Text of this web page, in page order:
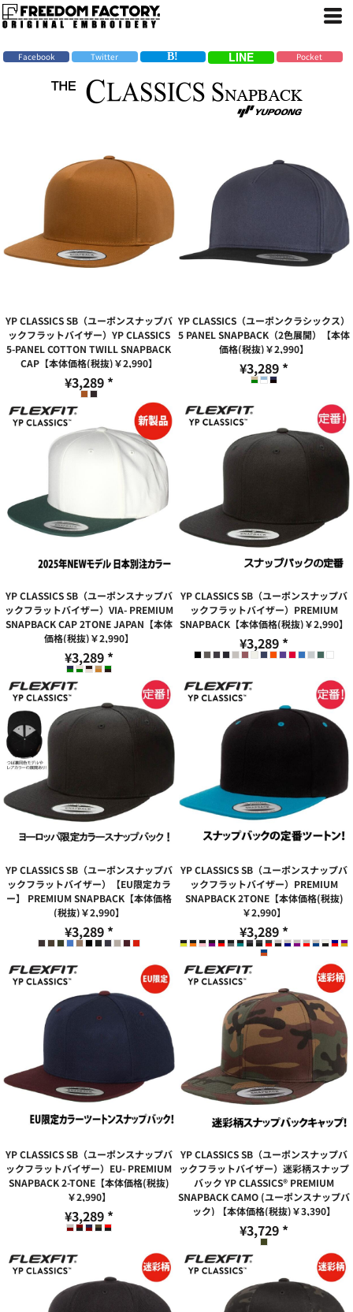
Facebook Twitter Pocket
YP CLASSICS SB（ユーポンスナップバ
ックフラットバイザー）YP CLASSICS
5-PANEL COTTON TWILL SNAPBACK
CAP【本体価格(税抜)￥2,990】
¥3,289 *
YP CLASSICS（ユーポンクラシックス）
5 PANEL SNAPBACK（2色展開）【本体
価格(税抜)￥2,990】
¥3,289 *
YP CLASSICS SB（ユーポンスナップバ
ックフラットバイザー）VIA- PREMIUM
SNAPBACK CAP 2TONE JAPAN【本体
価格(税抜)￥2,990】
¥3,289 *
YP CLASSICS SB（ユーポンスナップバ
ックフラットバイザー）PREMIUM
SNAPBACK【本体価格(税抜)￥2,990】
¥3,289 *
YP CLASSICS SB（ユーポンスナップバ
ックフラットバイザー）【EU限定カラ
ー】 PREMIUM SNAPBACK【本体価格
(税抜)￥2,990】
¥3,289 *
YP CLASSICS SB（ユーポンスナップバ
ックフラットバイザー）PREMIUM
SNAPBACK 2TONE【本体価格(税抜)
￥2,990】
¥3,289 *
YP CLASSICS SB（ユーポンスナップバ
ックフラットバイザー）EU- PREMIUM
SNAPBACK 2-TONE【本体価格(税抜)
￥2,990】
¥3,289 *
YP CLASSICS SB（ユーポンスナップバ
ックフラットバイザー）迷彩柄スナップ
バック YP CLASSICS® PREMIUM
SNAPBACK CAMO (ユーポンスナップバ
ック) 【本体価格(税抜)￥3,390】
¥3,729 *